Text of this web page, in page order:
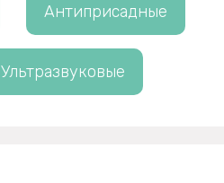
Антиприсадные
Ультразвуковые